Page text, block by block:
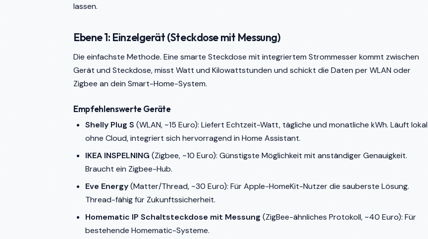
lassen.
Ebene 1: Einzelgerät (Steckdose mit Messung)
Die einfachste Methode. Eine smarte Steckdose mit integriertem Strommesser kommt zwischen
Gerät und Steckdose, misst Watt und Kilowattstunden und schickt die Daten per WLAN oder
Zigbee an dein Smart-Home-System.
Empfehlenswerte Geräte
Shelly Plug S (WLAN, ~15 Euro): Liefert Echtzeit-Watt, tägliche und monatliche kWh. Läuft lokal
ohne Cloud, integriert sich hervorragend in Home Assistant.
IKEA INSPELNING (Zigbee, ~10 Euro): Günstigste Möglichkeit mit anständiger Genauigkeit.
Braucht ein Zigbee-Hub.
Eve Energy(Matter/Thread, ~30 Euro): Für Apple-HomeKit-Nutzer die sauberste Lösung.
Thread-fähig für Zukunftssicherheit.
Homematic IP Schaltsteckdose mit Messung (ZigBee-ähnliches Protokoll, ~40 Euro): Für
bestehende Homematic-Systeme.